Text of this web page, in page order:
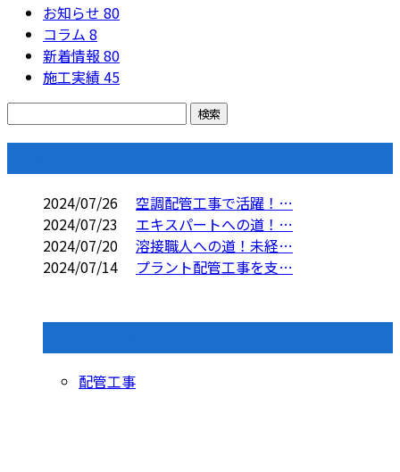
お知らせ 80
コラム 8
新着情報 80
施工実績45
2024/07/26
空調配管工事で活躍！…
2024/07/23
エキスパートへの道！…
2024/07/20
溶接職人への道！未経…
2024/07/14
プラント配管工事を支…
配管工事